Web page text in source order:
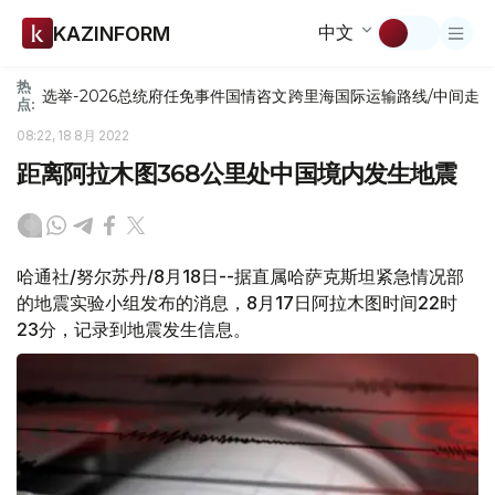
KAZINFORM 中文
热
点: 选举-2026总统府任免事件国情咨文跨里海国际运输路线/中间走廊
08:22, 18 8月 2022
距离阿拉木图368公里处中国境内发生地震
哈通社/努尔苏丹/8月18日--据直属哈萨克斯坦紧急情况部
的地震实验小组发布的消息，8月17日阿拉木图时间22时
23分，记录到地震发生信息。